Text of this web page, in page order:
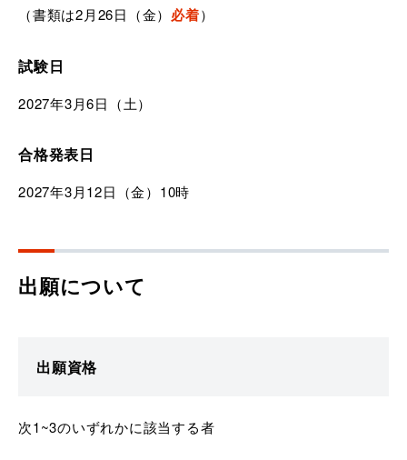
（書類は2月26日（金） 必着）
試験日
2027年3月6日（土）
合格発表日
2027年3月12日（金）10時
出願について
出願資格
次1~3のいずれかに該当する者